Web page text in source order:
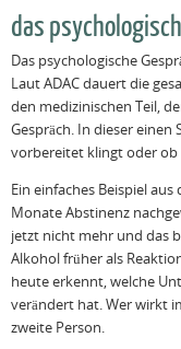
das
Das psychologische
Laut ADAC dauert die
den medizinischen Teil,
Gespräch. In dieser
vorbereitet klingt oder ob
Ein einfaches Beispiel
Monate Abstinenz
jetzt nicht mehr und das
Alkohol früher als
heute erkennt, welche
verändert hat. Wer wirkt
zweite Person.